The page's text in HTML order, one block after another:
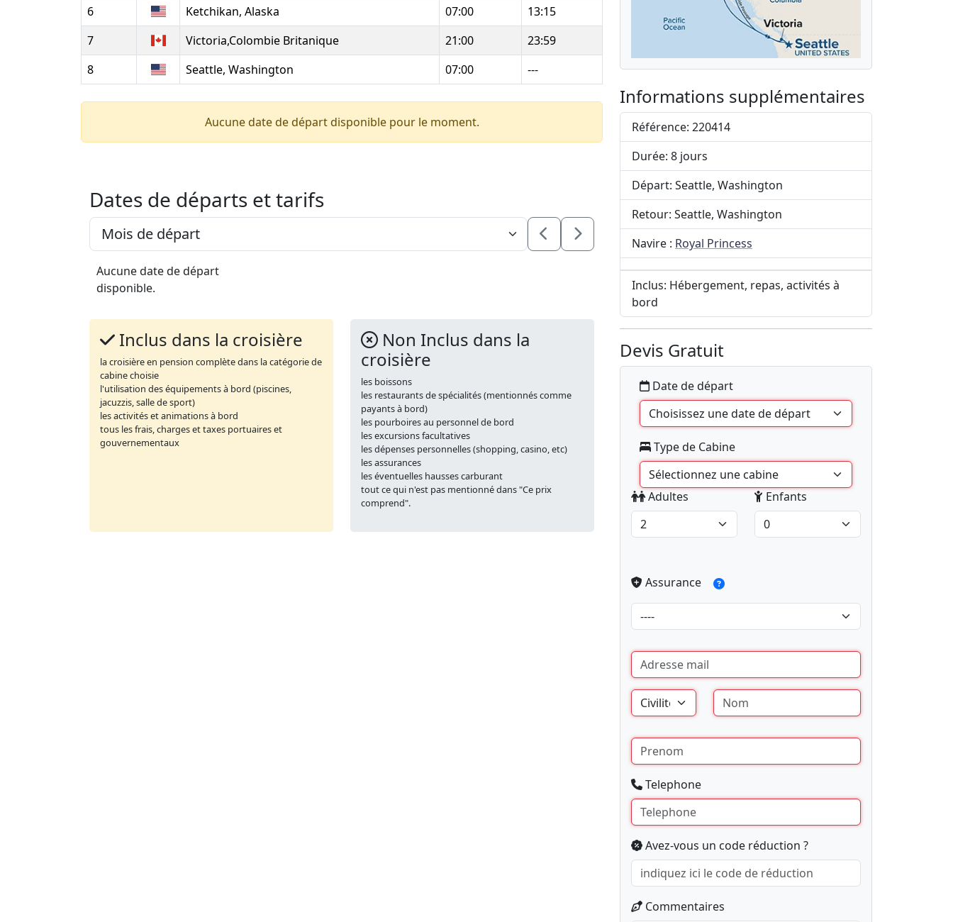
6
Ketchikan, Alaska 07:00
13:15
7
Victoria,Colombie Britanique 21:00
23:59
8
Seattle, Washington 07:00 ---
Aucune date de départ disponible pour le moment.
Dates de départs et tarifs
Aucune date de départ
disponible.
Inclus dans la croisière
la croisière en pension complète dans la catégorie de
cabine choisie
l'utilisation des équipements à bord (piscines,
jacuzzis, salle de sport)
les activités et animations à bord
tous les frais, charges et taxes portuaires et
gouvernementaux
Non Inclus dans la
croisière
les boissons
les restaurants de spécialités (mentionnés comme
payants à bord)
les pourboires au personnel de bord
les excursions facultatives
les dépenses personnelles (shopping, casino, etc)
les assurances
les éventuelles hausses carburant
tout ce qui n'est pas mentionné dans "Ce prix
comprend".
Informations supplémentaires
Référence: 220414
Durée: 8 jours
Départ: Seattle, Washington
Retour: Seattle, Washington
Navire : Royal Princess
Inclus: Hébergement, repas, activités à
bord
Devis Gratuit
Date de départ
Type de Cabine
Adultes Enfants
Assurance
Telephone
Avez-vous un code réduction ?
Commentaires